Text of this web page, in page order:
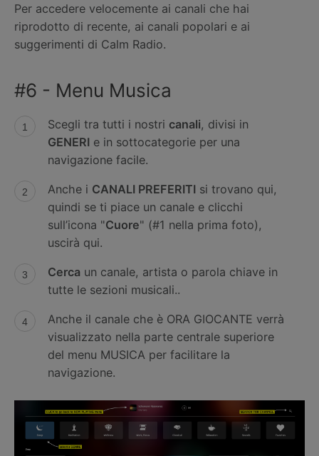
Per accedere velocemente ai canali che hai
riprodotto di recente, ai canali popolari e ai
suggerimenti di Calm Radio.
#6 - Menu Musica
Scegli tra tutti i nostri canali, divisi in
GENERIe in sottocategorie per una
navigazione facile.
Anche i CANALI PREFERITIsi trovano qui,
quindi se ti piace un canale e clicchi
sull’icona "Cuore" (#1 nella prima foto),
uscirà qui.
Cerca un canale, artista o parola chiave in
tutte le sezioni musicali..
Anche il canale che è ORA GIOCANTE verrà
visualizzato nella parte centrale superiore
del menu MUSICA per facilitare la
navigazione.